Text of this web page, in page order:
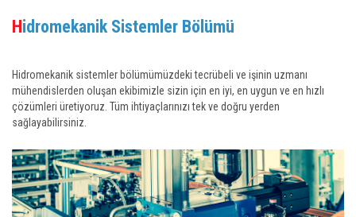
Hidromekanik Sistemler Bölümü
Hidromekanik sistemler bölümümüzdeki tecrübeli ve işinin uzmanı
mühendislerden oluşan ekibimizle sizin için en iyi, en uygun ve en hızlı
çözümleri üretiyoruz. Tüm ihtiyaçlarınızı tek ve doğru yerden
sağlayabilirsiniz.